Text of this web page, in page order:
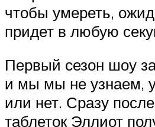
чтобы умереть,
придет в любую
Первый сезон шоу
и мы мы не узнаем,
или нет. Сразу
таблеток Эллиот